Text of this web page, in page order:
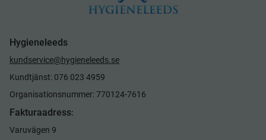
Hygieneleeds
kundservice@hygieneleeds.se
Kundtjänst: 076 023 4959
Organisationsnummer: 770124-7616
Fakturaadress:
Varuvägen 9